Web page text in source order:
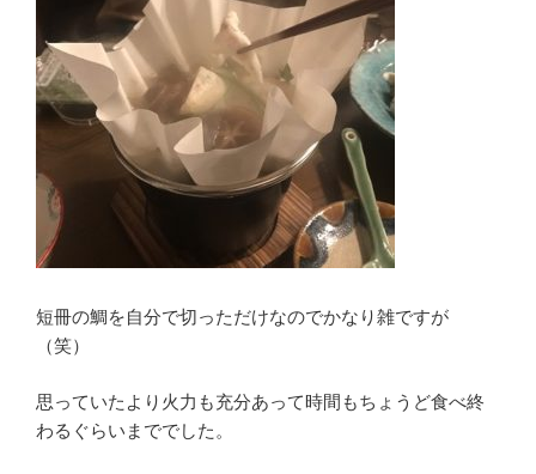
短冊の鯛を自分で切っただけなのでかなり雑ですが
（笑）
思っていたより火力も充分あって時間もちょうど食べ終
わるぐらいまででした。